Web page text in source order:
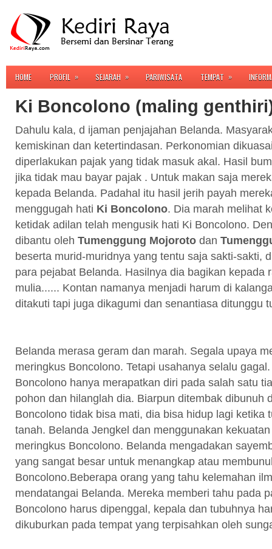
HOME PROFIL » SEJARAH » PARIWISATA TEMPAT »
Ki Boncolono (maling
Dahulu kala, d ijaman penjajahan Belanda.
kemiskinan dan ketertindasan. Perkonomian
diperlakukan pajak yang tidak masuk akal. Hasil
jika tidak mau bayar pajak . Untuk makan saja
kepada Belanda. Padahal itu hasil jerih payah
menggugah hati Ki Boncolono. Dia marah melihat
ketidak adilan telah mengusik hati Ki Boncolono.
dibantu oleh Tumenggung Mojoroto dan
beserta murid-muridnya yang tentu saja sakti-sakti,
para pejabat Belanda. Hasilnya dia bagikan kepada
mulia...... Kontan namanya menjadi harum di
ditakuti tapi juga dikagumi dan senantiasa ditunggu
Belanda merasa geram dan marah. Segala upaya
meringkus Boncolono. Tetapi usahanya selalu
Boncolono hanya merapatkan diri pada salah satu
pohon dan hilanglah dia. Biarpun ditembak dibunuh
Boncolono tidak bisa mati, dia bisa hidup lagi ketika
tanah. Belanda Jengkel dan menggunakan
meringkus Boncolono. Belanda mengadakan
yang sangat besar untuk menangkap atau
Boncolono.Beberapa orang yang tahu kelemahan
mendatangai Belanda. Mereka memberi tahu pada
Boncolono harus dipenggal, kepala dan tubuhnya
dikuburkan pada tempat yang terpisahkan oleh